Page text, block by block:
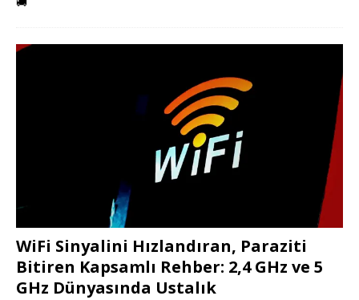
WiFi Sinyalini Hızlandıran, Paraziti
Bitiren Kapsamlı Rehber: 2,4 GHz ve 5
GHz Dünyasında Ustalık